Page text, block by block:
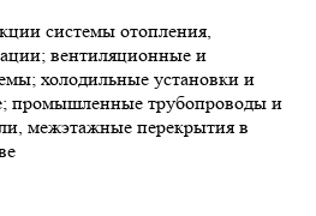
системы отопления,
вентиляционные и
холодильные установки и
промышленные трубопроводы и
межэтажные перекрытия в